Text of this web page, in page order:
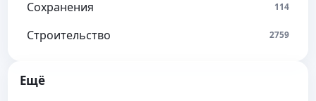
Сохранения 114
Строительство 2759
Ещё